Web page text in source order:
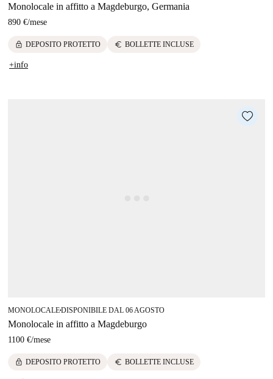
Monolocale in affitto a Magdeburgo, Germania
890 €/mese
lock DEPOSITO PROTETTO euro BOLLETTE INCLUSE
+info
MONOLOCALE■DISPONIBILE DAL 06 AGOSTO
Monolocale in affitto a Magdeburgo
1100 €/mese
lock DEPOSITO PROTETTO euro BOLLETTE INCLUSE